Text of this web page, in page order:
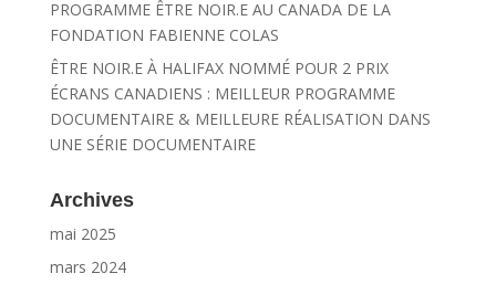
PROGRAMME ÊTRE NOIR.E AU CANADA DE LA
FONDATION FABIENNE COLAS
ÊTRE NOIR.E À HALIFAX NOMMÉ POUR 2 PRIX
ÉCRANS CANADIENS : MEILLEUR PROGRAMME
DOCUMENTAIRE & MEILLEURE RÉALISATION DANS
UNE SÉRIE DOCUMENTAIRE
Archives
mai 2025
mars 2024